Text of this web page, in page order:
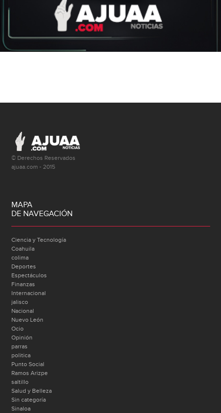
© Derechos Reservados
ajuaa.com - 2015
MAPA
DE NAVEGACIÓN
Ciencia y Tecnología
Coahuila
colima
Deportes
Espectáculos
Finanzas
Internacional
jalisco
Nacional
Nuevo León
Ocio
Opinión
parras
politica
Punto Social
Ramos Arizpe
saltillo
Salud y Belleza
Sin categoría
Sinaloa